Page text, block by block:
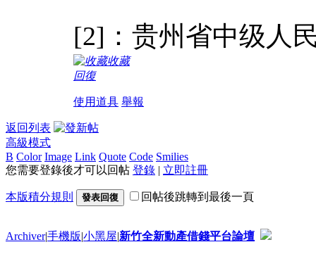
[2]：贵州省中级人
收藏
回復
使用道具 舉報
返回列表
高級模式
B Color Image Link Quote Code Smilies
您需要登錄後才可以回帖 登錄 | 立即註冊
本版積分規則 發表回復 回帖後跳轉到最後一頁
Archiver|手機版|小黑屋|新竹全新動產借錢平台論壇